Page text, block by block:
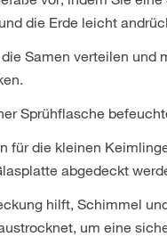
die Erde leicht
Samen verteilen
Sprühflasche
für die kleinen
abgedeckt
hilft, Schimmel
um eine